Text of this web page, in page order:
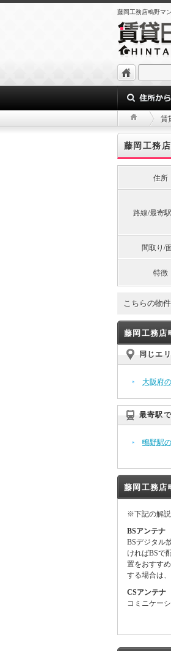
藤岡工務店鴫野マ
賃
藤岡工務
住所
路線/最寄
間取り/
特徴
こちらの物
藤岡工務店
同じエ
大阪府
最寄駅
鴫野駅
藤岡工務店
※下記の解説
BSアンテナ
BSデジタル
ければBSで
置をおすす
する場合は
CSアンテナ
コミニケー